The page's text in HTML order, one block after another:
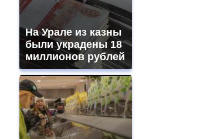
На Урале из казны
были украдены 18
миллионов рублей